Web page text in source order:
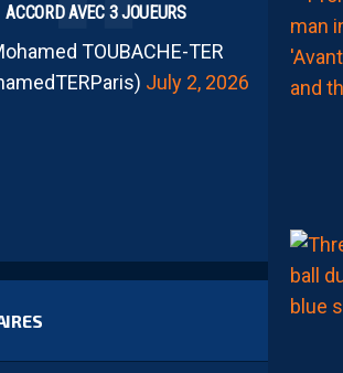
ACCORD AVEC 3 JOUEURS
TOUBACHE-TER
July 2, 2026